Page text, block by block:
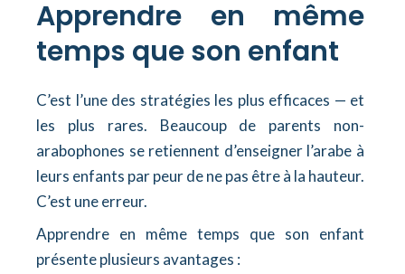
Apprendre en même
temps que son enfant
C’est l’une des stratégies les plus efficaces — et
les plus rares. Beaucoup de parents non-
arabophones se retiennent d’enseigner l’arabe à
leurs enfants par peur de ne pas être à la hauteur.
C’est une erreur.
Apprendre en même temps que son enfant
présente plusieurs avantages :